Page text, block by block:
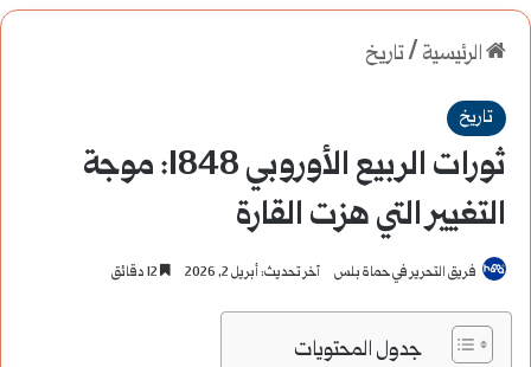
الرئيسية /تاريخ
تاريخ
ثورات الربيع الأوروبي 1848: موجة
التغيير التي هزت القارة
فريق التحرير في حماة بلس آخر تحديث: أبريل 2, 2026
جدول المحتويات